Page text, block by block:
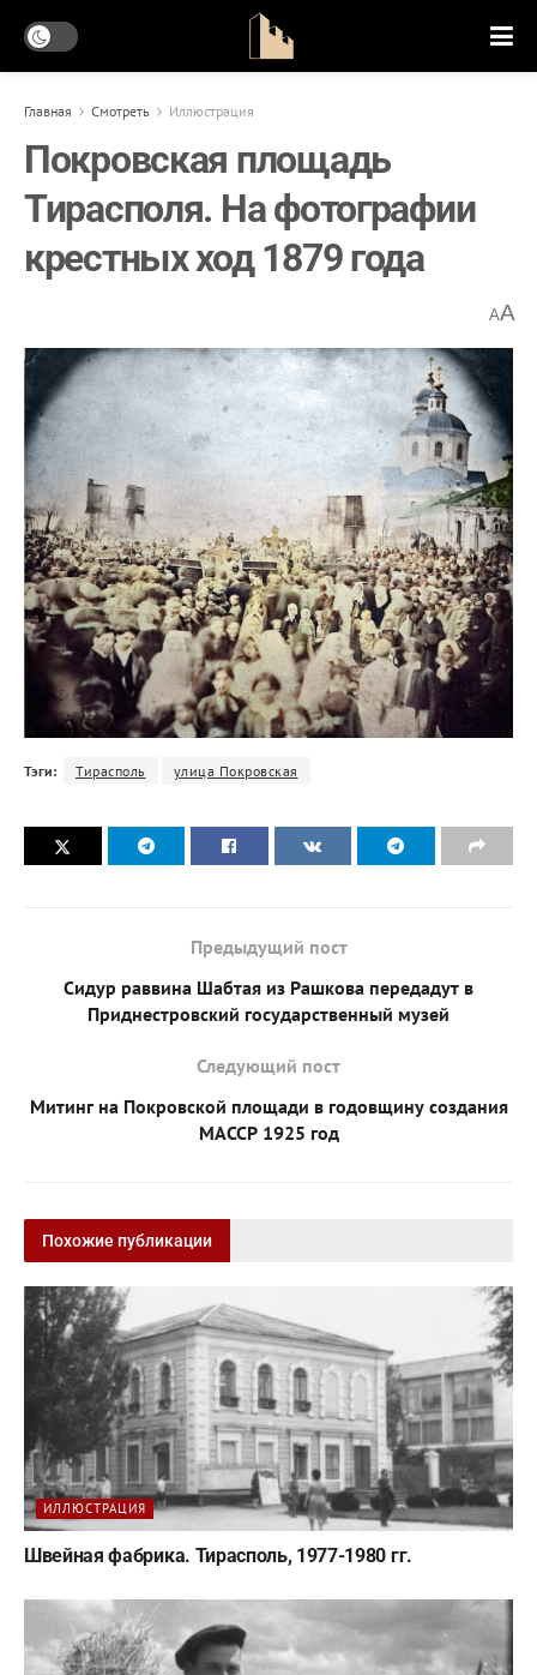
Главная Смотреть Иллюстрация
Покровская площадь
Тирасполя. На фотографии
крестных ход 1879 года
AA
Тэги: Тирасполь улица Покровская
Предыдущий пост
Сидур раввина Шабтая из Рашкова передадут в
Приднестровский государственный музей
Следующий пост
Митинг на Покровской площади в годовщину создания
МАССР 1925 год
Похожие публикации
ИЛЛЮСТРАЦИЯ
Швейная фабрика. Тирасполь, 1977-1980 гг.